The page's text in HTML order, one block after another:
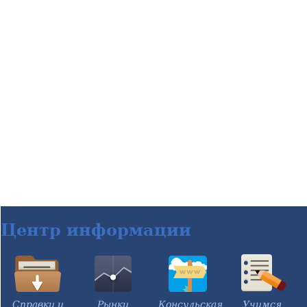
Центр информации
Справки и Рынки Консульская Учимся